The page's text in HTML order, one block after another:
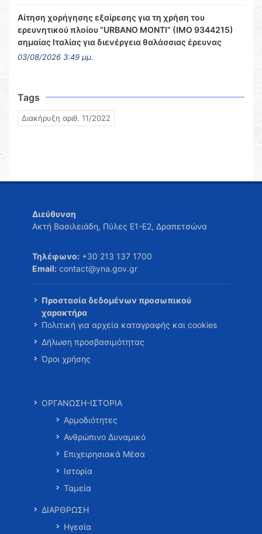
Αίτηση χορήγησης εξαίρεσης για τη χρήση του
ερευνητικού πλοίου “URBANO MONTI” (IMO 9344215)
σημαίας Ιταλίας για διενέργεια θαλάσσιας έρευνας
03/08/2026 3:49 μμ.
Tags
Διακήρυξη αριθ. 11/2022
Διεύθυνση
Ακτή Βασιλειάδη, Πύλες Ε1-Ε2, Δραπετσώνα
Τηλέφωνο: +30 213 137 1700
Email: contact@yna.gov.gr
Προστασία δεδομένων προσωπικού
χαρακτήρα
Πολιτική για αρχεία καταγραφής και cookies
Δήλωση προσβασιμότητας
Όροι χρήσης
ΟΡΓΑΝΩΣΗ-ΙΣΤΟΡΙΑ
Αρμοδιότητες
Ανθρώπινο Δυναμικό
Επιχειρησιακά Μέσα
Ιστορία
Ταμεία
ΔΙΑΡΘΡΩΣΗ
Ηγεσία